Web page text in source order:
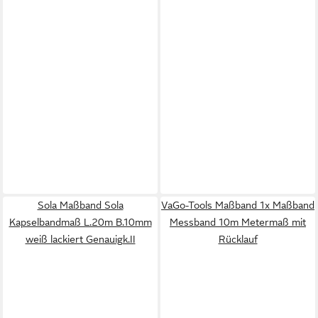
Sola Maßband Sola
Kapselbandmaß L.20m B.10mm
weiß lackiert Genauigk.II
VaGo-Tools Maßband 1x Maßband
Messband 10m Metermaß mit
Rücklauf